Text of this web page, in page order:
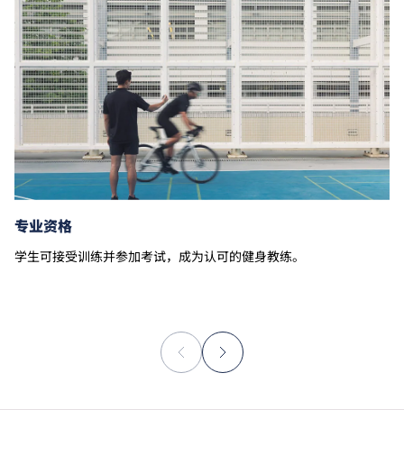
学费水平会每年检讨。
以上资料只适用于本地学生。
专业资格
学生可接受训练并参加考试，成为认可的健身教练。